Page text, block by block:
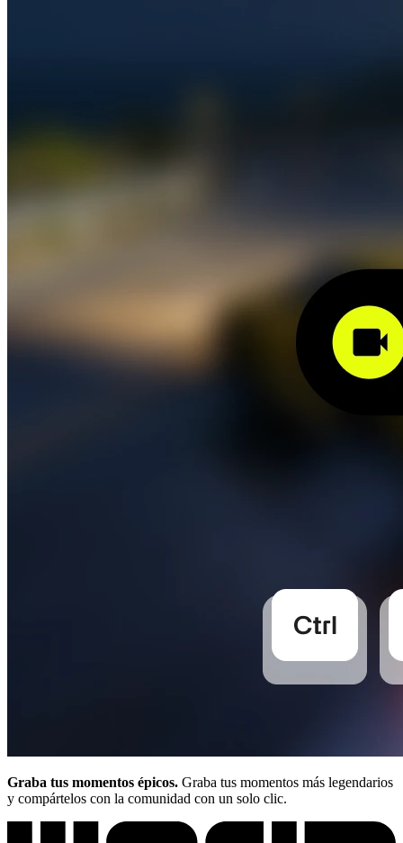
Graba tus momentos épicos. Graba tus momentos más legendarios
y compártelos con la comunidad con un solo clic.